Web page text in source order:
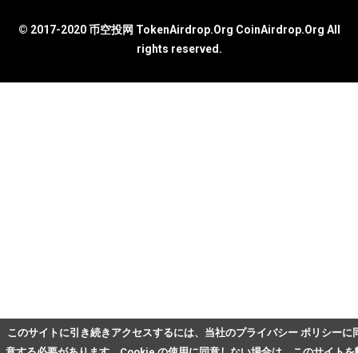
© 2017-2020 币空投网 TokenAirdrop.Org CoinAirdrop.Org All
rights reserved.
このサイトに引き続きアクセスするには、当社のプライバシー ポリシーに